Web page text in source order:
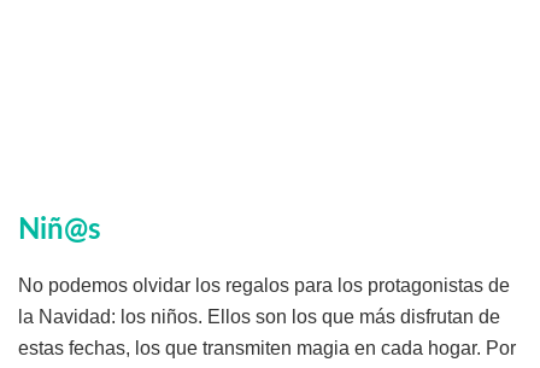
Niñ@s
No podemos olvidar los regalos para los protagonistas de
la Navidad: los niños. Ellos son los que más disfrutan de
estas fechas, los que transmiten magia en cada hogar. Por